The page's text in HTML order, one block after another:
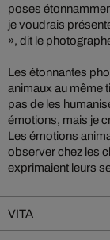
poses
je voudrais
», dit le
Les étonnantes
animaux au même
pas de les
émotions, mais je
Les émotions
observer chez les
exprimaient leurs
VITA